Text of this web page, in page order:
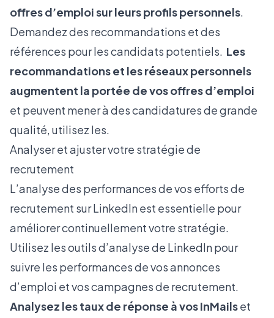
offres d’emploi sur leurs profils personnels.
Demandez des recommandations et des
références pour les candidats potentiels. Les
recommandations et les réseaux personnels
augmentent la portée de vos offres d’emploi
et peuvent mener à des candidatures de grande
qualité, utilisez les.
Analyser et ajuster votre stratégie de
recrutement
L’analyse des performances de vos efforts de
recrutement sur LinkedIn est essentielle pour
améliorer continuellement votre stratégie.
Utilisez les outils d’analyse de LinkedIn pour
suivre les performances de vos annonces
d’emploi et vos campagnes de recrutement.
Analysez les taux de réponse à vos InMailset